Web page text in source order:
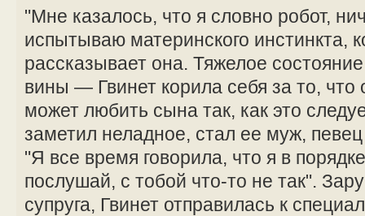
"Мне казалось, что я словно робот,
испытываю материнского инстинкта,
рассказывает она. Тяжелое
вины — Гвинет корила себя за то, что
может любить сына так, как это
заметил неладное, стал ее муж,
"Я все время говорила, что я в
послушай, с тобой что-то не так".
супруга, Гвинет отправилась к